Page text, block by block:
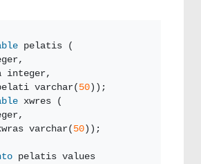
pelatis (
integer,
varchar(
50 ));
xwres (
varchar(
50 ));
pelatis values